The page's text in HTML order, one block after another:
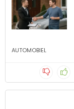
AUTOMOBIEL